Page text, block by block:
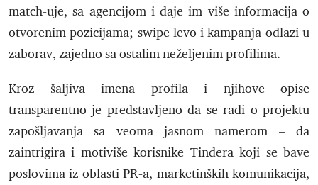
match-uje, sa agencijom i daje im više informacija o
otvorenim pozicijama; swipe levo i kampanja odlazi u
zaborav, zajedno sa ostalim neželjenim profilima.
Kroz šaljiva imena profila i njihove opise
transparentno je predstavljeno da se radi o projektu
zapošljavanja sa veoma jasnom namerom – da
zaintrigira i motiviše korisnike Tindera koji se bave
poslovima iz oblasti PR-a, marketinških komunikacija,